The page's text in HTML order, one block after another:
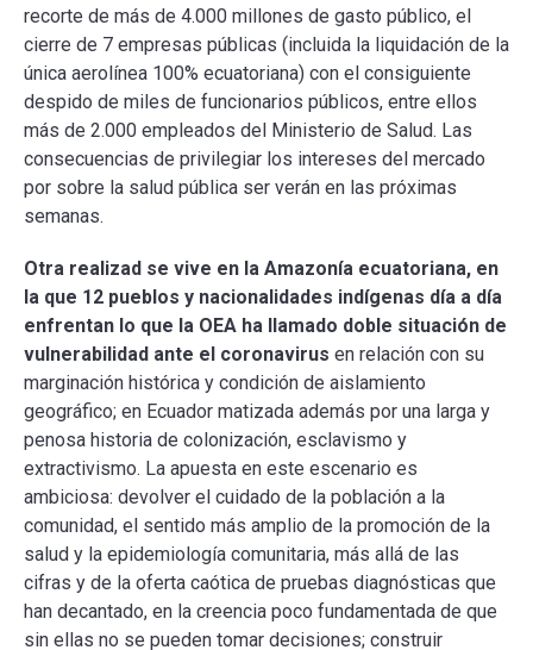
recorte de más de 4.000 millones de gasto público, el
cierre de 7 empresas públicas (incluida la liquidación de la
única aerolínea 100% ecuatoriana) con el consiguiente
despido de miles de funcionarios públicos, entre ellos
más de 2.000 empleados del Ministerio de Salud. Las
consecuencias de privilegiar los intereses del mercado
por sobre la salud pública ser verán en las próximas
semanas.
Otra realizad se vive en la Amazonía ecuatoriana, en
la que 12 pueblos y nacionalidades indígenas día a día
enfrentan lo que la OEA ha llamado doble situación de
vulnerabilidad ante el coronavirus en relación con su
marginación histórica y condición de aislamiento
geográfico; en Ecuador matizada además por una larga y
penosa historia de colonización, esclavismo y
extractivismo. La apuesta en este escenario es
ambiciosa: devolver el cuidado de la población a la
comunidad, el sentido más amplio de la promoción de la
salud y la epidemiología comunitaria, más allá de las
cifras y de la oferta caótica de pruebas diagnósticas que
han decantado, en la creencia poco fundamentada de que
sin ellas no se pueden tomar decisiones; construir